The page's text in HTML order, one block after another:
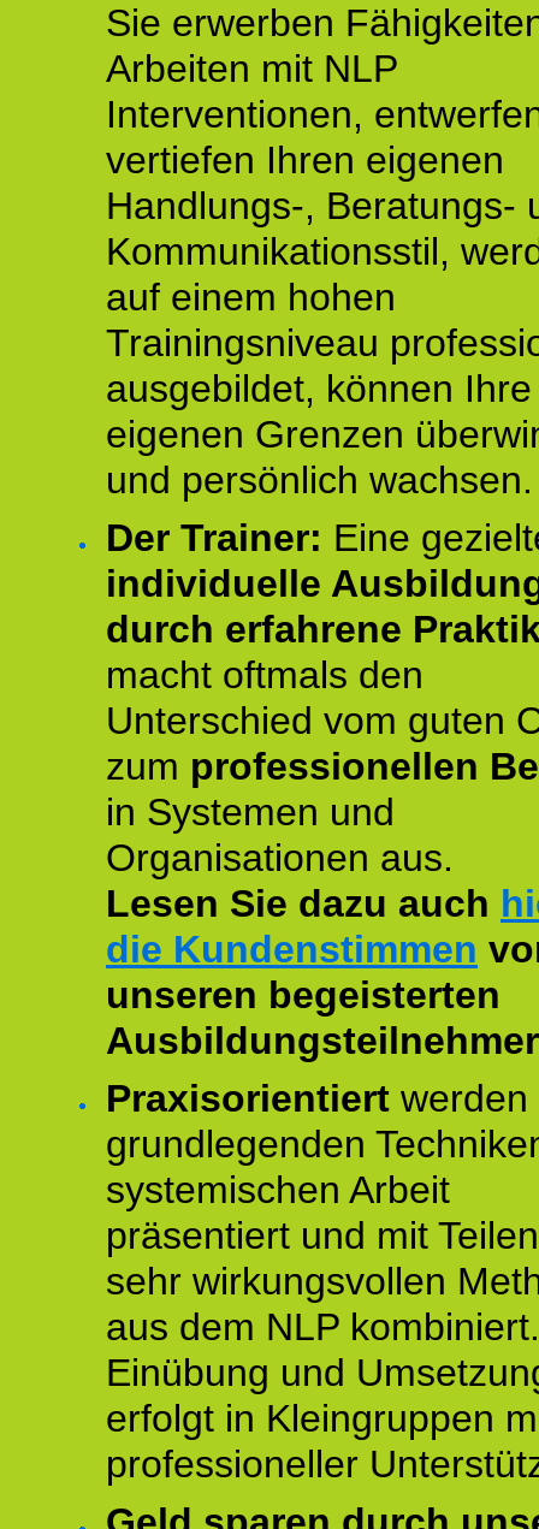
Sie erwerben
Arbeiten mit NLP
Interventionen,
vertiefen Ihren eigenen
Handlungs-, Beratungs-
Kommunikationsstil,
auf einem hohen
Trainingsniveau
ausgebildet, können Ihre
eigenen Grenzen
und persönlich wachsen.
Der Trainer: Eine
individuelle
durch erfahrene
macht oftmals den
Unterschied vom guten
zum professionellen
in Systemen und
Organisationen aus.
Lesen Sie dazu auch
die Kundenstimmen
unseren begeisterten
Praxisorientiert werden
grundlegenden
systemischen Arbeit
präsentiert und mit
sehr wirkungsvollen
aus dem NLP
Einübung und
erfolgt in Kleingruppen
professioneller